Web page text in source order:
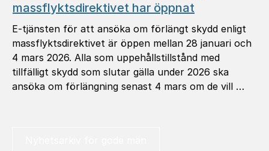
massflyktsdirektivet har öppnat
E-tjänsten för att ansöka om förlängt skydd enligt
massflyktsdirektivet är öppen mellan 28 januari och
4 mars 2026. Alla som uppehållstillstånd med
tillfälligt skydd som slutar gälla under 2026 ska
ansöka om förlängning senast 4 mars om de vill …